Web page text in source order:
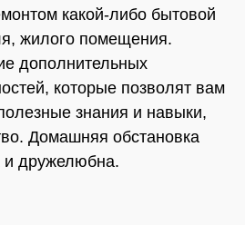
какой-либо бытовой
жилого помещения.
дополнительных
которые позволят вам
знания и навыки,
Домашняя обстановка
и дружелюбна.